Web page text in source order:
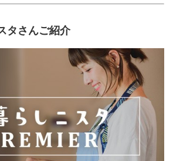
タさんご紹介